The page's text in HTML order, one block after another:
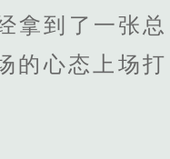
到了一张总
的心态上场打